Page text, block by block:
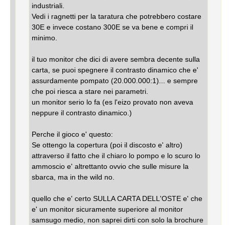
industriali.
Vedi i ragnetti per la taratura che potrebbero costare
30E e invece costano 300E se va bene e compri il
minimo.
il tuo monitor che dici di avere sembra decente sulla
carta, se puoi spegnere il contrasto dinamico che e'
assurdamente pompato (20.000.000:1)... e sempre
che poi riesca a stare nei parametri.
un monitor serio lo fa (es l'eizo provato non aveva
neppure il contrasto dinamico.)
Perche il gioco e' questo:
Se ottengo la copertura (poi il discosto e' altro)
attraverso il fatto che il chiaro lo pompo e lo scuro lo
ammoscio e' altrettanto ovvio che sulle misure la
sbarca, ma in the wild no.
quello che e' certo SULLA CARTA DELL'OSTE e' che
e' un monitor sicuramente superiore al monitor
samsugo medio, non saprei dirti con solo la brochure